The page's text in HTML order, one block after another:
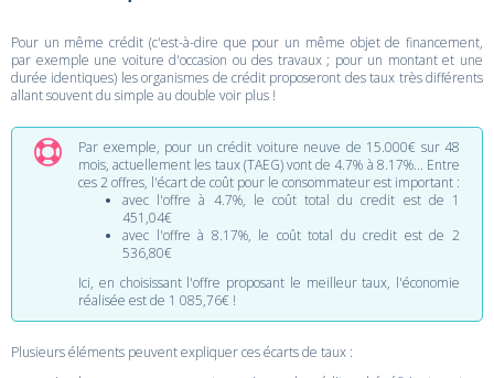
Pour un même crédit (c'est-à-dire que pour un même objet de financement,
par exemple une voiture d'occasion ou des travaux ; pour un montant et une
durée identiques) les organismes de crédit proposeront des taux très différents
allant souvent du simple au double voir plus !
Par exemple, pour un crédit voiture neuve de 15.000€ sur 48
mois, actuellement les taux (TAEG) vont de 4.7% à 8.17%... Entre
ces 2 offres, l'écart de coût pour le consommateur est important :
avec l'offre à 4.7%, le coût total du credit est de 1
451,04€
avec l'offre à 8.17%, le coût total du credit est de 2
536,80€
Ici, en choisissant l'offre proposant le meilleur taux, l'économie
réalisée est de 1 085,76€ !
Plusieurs éléments peuvent expliquer ces écarts de taux :